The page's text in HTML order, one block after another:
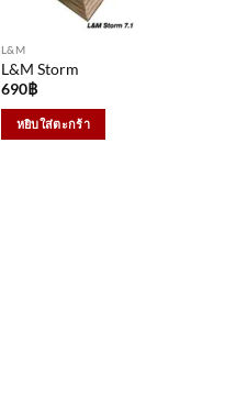
L&M
L&M Storm
690฿
หยิบใส่ตะกร้า